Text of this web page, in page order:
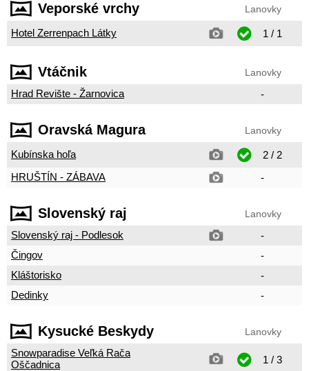
Veporské vrchy Lanovky
Hotel Zerrenpach Látky 1 / 1
Vtáčnik Lanovky
Hrad Revište - Žarnovica -
Oravská Magura Lanovky
Kubínska hoľa
2 / 2
HRUŠTÍN - ZÁBAVA
-
Slovenský raj Lanovky
Slovenský raj - Podlesok
-
Čingov
-
Kláštorisko
-
Dedinky
-
Kysucké Beskydy Lanovky
Snowparadise Veľká Rača
Oščadnica
1 / 3